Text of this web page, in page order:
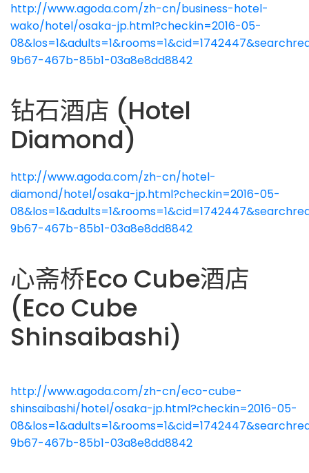
http://www.agoda.com/zh-cn/business-hotel-
wako/hotel/osaka-jp.html?checkin=2016-05-
9b67-467b-85b1-03a8e8dd8842
钻石酒店 (Hotel
Diamond)
http://www.agoda.com/zh-cn/hotel-
diamond/hotel/osaka-jp.html?checkin=2016-05-
9b67-467b-85b1-03a8e8dd8842
心斋桥Eco Cube酒店
(Eco Cube
Shinsaibashi)
http://www.agoda.com/zh-cn/eco-cube-
shinsaibashi/hotel/osaka-jp.html?checkin=2016-05-
9b67-467b-85b1-03a8e8dd8842